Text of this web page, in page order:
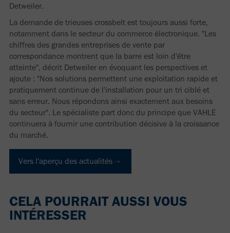
Detweiler.
La demande de trieuses crossbelt est toujours aussi forte,
notamment dans le secteur du commerce électronique. "Les
chiffres des grandes entreprises de vente par
correspondance montrent que la barre est loin d'être
atteinte", décrit Detweiler en évoquant les perspectives et
ajoute : "Nos solutions permettent une exploitation rapide et
pratiquement continue de l'installation pour un tri ciblé et
sans erreur. Nous répondons ainsi exactement aux besoins
du secteur". Le spécialiste part donc du principe que VAHLE
continuera à fournir une contribution décisive à la croissance
du marché.
Vers l'aperçu des actualités
CELA POURRAIT AUSSI VOUS
INTÉRESSER